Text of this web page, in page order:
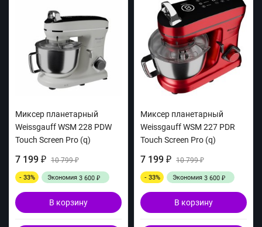
Миксер планетарный
Weissgauff WSM 228 PDW
Touch Screen Pro (q)
7 199 ₽ 10 799₽
- 33% Экономия 3 600 ₽
В корзину
Миксер планетарный
Weissgauff WSM 227 PDR
Touch Screen Pro (q)
7 199 ₽ 10 799₽
- 33% Экономия 3 600 ₽
В корзину